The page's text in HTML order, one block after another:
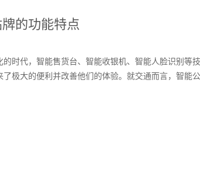
的功能特点
的时代，智能售货台、智能收银机、智能人脸识别等
了极大的便利并改善他们的体验。就交通而言，智能公